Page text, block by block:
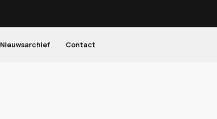
Nieuwsarchief Contact